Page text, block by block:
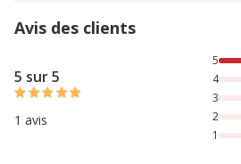
Avis des clients
5 sur 5
1 avis
100% des personnes lont noté
5
4
3
2
1